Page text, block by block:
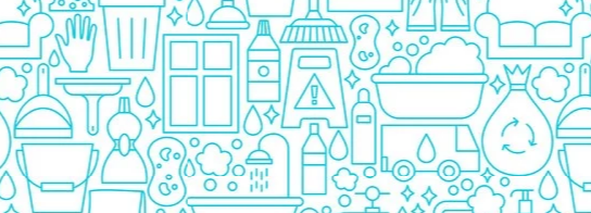
Machiaje/Pensule
Sapun
Sapun Solid
Sapun Lichid
Par
Vopsea
Sampon